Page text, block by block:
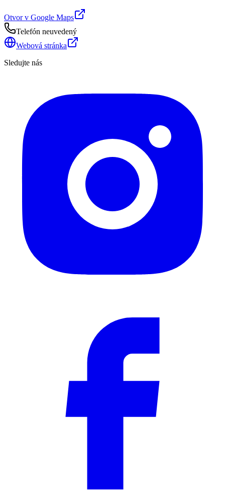
Otvor v Google Maps
Telefón neuvedený
Webová stránka
Sledujte nás